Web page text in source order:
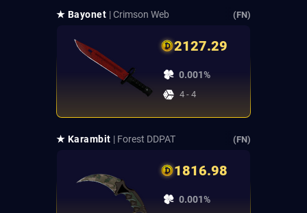
★ Bayonet | Crimson Web (FN)
2127.29
0.001%
4 - 4
★ Karambit | Forest DDPAT (FN)
1816.98
0.001%